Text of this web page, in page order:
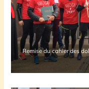
Remise du cahier des